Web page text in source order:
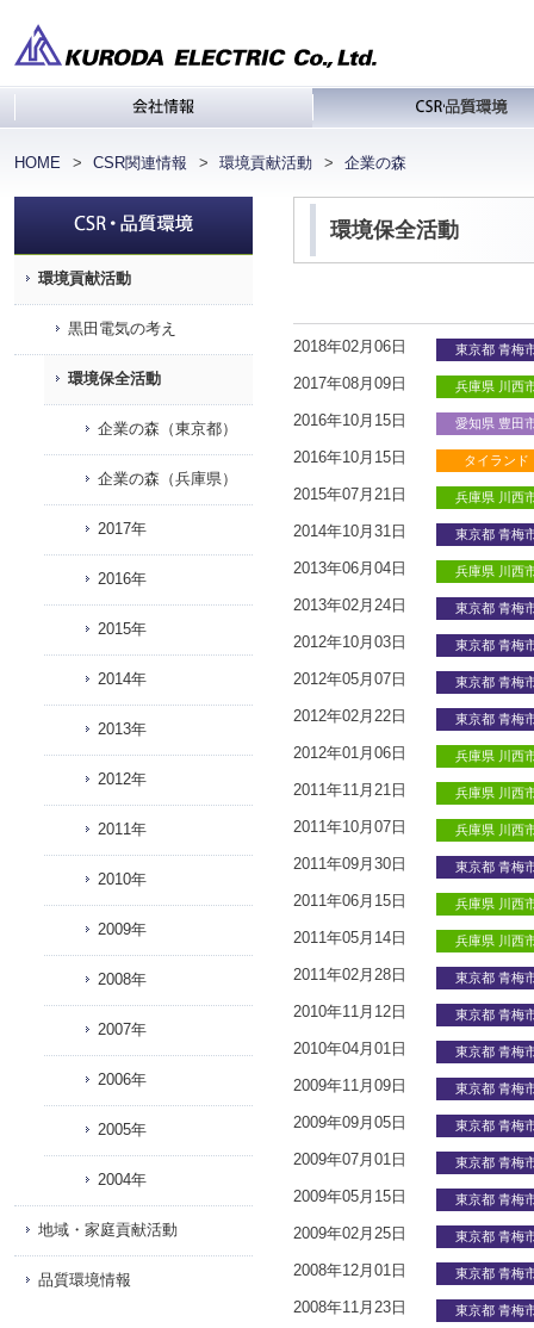
HOME CSR関連情報 環境貢献活動 企業の森
環境保全活動
2018年02月06日 東京都 青梅
2017年08月09日 兵庫県 川西
2016年10月15日 愛知県 豊田
2016年10月15日 タイランド
2015年07月21日 兵庫県 川西
2014年10月31日 東京都 青梅
2013年06月04日 兵庫県 川西
2013年02月24日 東京都 青梅
2012年10月03日 東京都 青梅
2012年05月07日 東京都 青梅
2012年02月22日 東京都 青梅
2012年01月06日 兵庫県 川西
2011年11月21日 兵庫県 川西
2011年10月07日 兵庫県 川西
2011年09月30日 東京都 青梅
2011年06月15日 兵庫県 川西
2011年05月14日 兵庫県 川西
2011年02月28日 東京都 青梅
2010年11月12日 東京都 青梅
2010年04月01日 東京都 青梅
2009年11月09日 東京都 青梅
2009年09月05日 東京都 青梅
2009年07月01日 東京都 青梅
2009年05月15日 東京都 青梅
2009年02月25日 東京都 青梅
2008年12月01日 東京都 青梅
2008年11月23日 東京都 青梅
環境貢献活動
黒田電気の考え
環境保全活動
企業の森（東京都）
企業の森（兵庫県）
2017年
2016年
2015年
2014年
2013年
2012年
2011年
2010年
2009年
2008年
2007年
2006年
2005年
2004年
地域・家庭貢献活動
品質環境情報